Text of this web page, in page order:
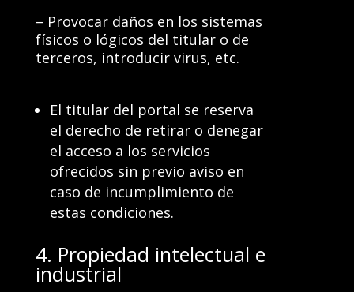
– Provocar daños en los sistemas
físicos o lógicos del titular o de
terceros, introducir virus, etc.
El titular del portal se reserva
el derecho de retirar o denegar
el acceso a los servicios
ofrecidos sin previo aviso en
caso de incumplimiento de
estas condiciones.
4. Propiedad intelectual e
industrial